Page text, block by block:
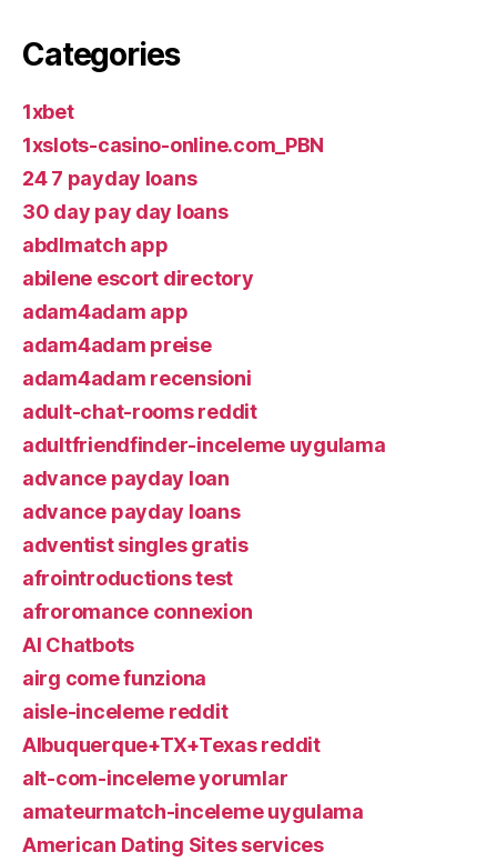
Categories
1xbet
1xslots-casino-online.com_PBN
24 7 payday loans
30 day pay day loans
abdlmatch app
abilene escort directory
adam4adam app
adam4adam preise
adam4adam recensioni
adult-chat-rooms reddit
adultfriendfinder-inceleme uygulama
advance payday loan
advance payday loans
adventist singles gratis
afrointroductions test
afroromance connexion
AI Chatbots
airg come funziona
aisle-inceleme reddit
Albuquerque+TX+Texas reddit
alt-com-inceleme yorumlar
amateurmatch-inceleme uygulama
American Dating Sites services